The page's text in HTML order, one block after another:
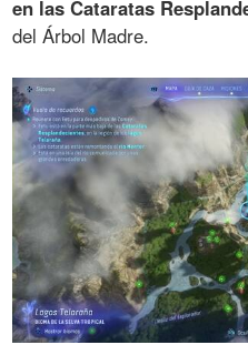
en las Cataratas
del Árbol Madre.